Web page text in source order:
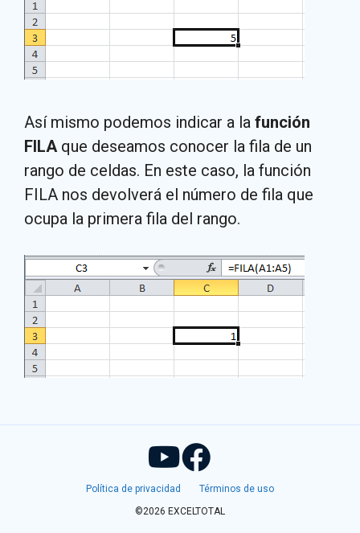
Así mismo podemos indicar a la función
FILA que deseamos conocer la fila de un
rango de celdas. En este caso, la función
FILA nos devolverá el número de fila que
ocupa la primera fila del rango.
Política de privacidad
Términos de uso
©2026 EXCELTOTAL